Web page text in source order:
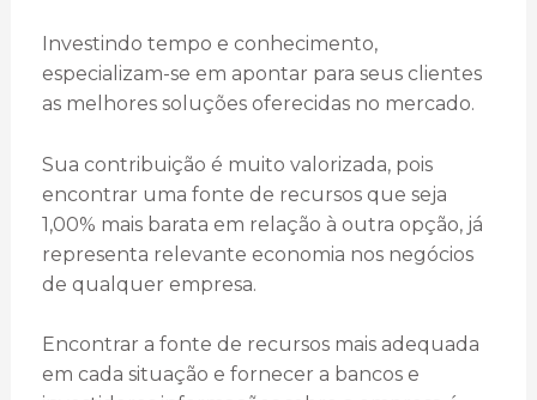
Investindo tempo e conhecimento,
especializam-se em apontar para seus clientes
as melhores soluções oferecidas no mercado.
Sua contribuição é muito valorizada, pois
encontrar uma fonte de recursos que seja
1,00% mais barata em relação à outra opção, já
representa relevante economia nos negócios
de qualquer empresa.
Encontrar a fonte de recursos mais adequada
em cada situação e fornecer a bancos e